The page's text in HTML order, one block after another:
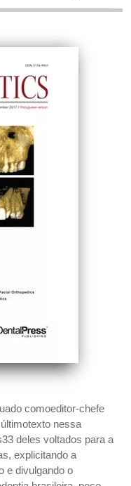
comoeditor-chefe
nessa
deles voltados para a
explicitando a
e divulgando o